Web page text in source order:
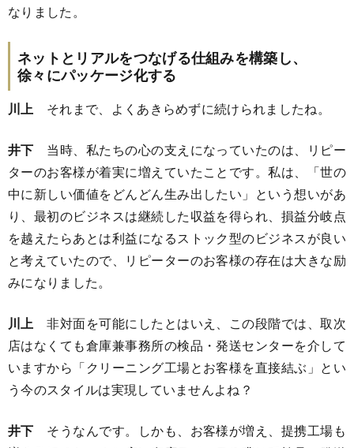
なりました。
ネットとリアルをつなげる仕組みを構築し、
徐々にパッケージ化する
川上 それまで、よくあきらめずに続けられましたね。
井下 当時、私たちの心の支えになっていたのは、リピー
ターのお客様が着実に増えていたことです。私は、「世の
中に新しい価値をどんどん生み出したい」という想いがあ
り、最初のビジネスは継続した収益を得られ、損益分岐点
を越えたらあとは利益になるストック型のビジネスが良い
と考えていたので、リピーターのお客様の存在は大きな励
みになりました。
川上 非対面を可能にしたとはいえ、この段階では、取次
店はなくても倉庫兼事務所の検品・発送センターを介して
いますから「クリーニング工場とお客様を直接結ぶ」とい
う今のスタイルは実現していませんよね？
井下 そうなんです。しかも、お客様が増え、提携工場も